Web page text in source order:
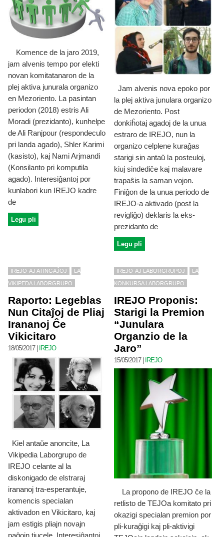
Komence de la jaro 2019,
jam alvenis tempo por elekti
novan komitatanaron de la
plej aktiva junurala organizo
en Mezoriento. La pasintan
periodon (2018) estris Ali
Moradi (prezidanto), kunhelpe
de Ali Ranjpour (respondeculo
pri landa agado), Shler Karimi
(kasisto), kaj Nami Arjmandi
(Konsilanto pri komputila
agado). Interesiĝantoj por
kunlabori kun IREJO kadre
de
Legu pli
Jam alvenis nova epoko por
la plej aktiva junulara organizo
de Mezoriento. Post
donkiĥotaj agadoj de la unua
estraro de IREJO, nun la
organizo celplene kuraĝas
starigi sin antaŭ la posteuloj,
kiuj sindediĉe kaj malavare
trapaŝis la saman vojon.
Finiĝon de la unua periodo de
IREJO-a aktivado (post la
revigliĝo) deklaris la eks-
prezidanto de
Legu pli
IREJO-AJ ATINGAĴOJ LA
VIKIPEDA LABORGRUPO
Raporto: Legeblas
Nun Citaĵoj de Pliaj
Irananoj Ĉe
Vikicitaro
18/05/2017| IREJO
Kiel antaŭe anoncite, La
Vikipedia Laborgrupo de
IREJO celante al la
diskonigado de elstraraj
irananoj tra-esperantuje,
komencis specialan
aktivadon en Vikicitaro, kaj
jam estigis pliajn novajn
IREJO-AJ LABORGRUPOJ LA
KONKURSA LABORGRUPO
IREJO Proponis:
Starigi la Premion
“Junulara
Organzio de la
Jaro”
15/05/2017| IREJO
La propono de IREJO ĉe la
retlisto de TEJOa komitato pri
okazigi specialan premion por
pli-kuraĝigi kaj pli-aktivigi